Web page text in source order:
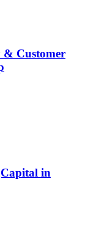
& Customer
in